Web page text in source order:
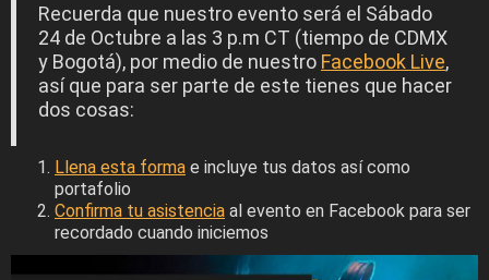
Recuerda que nuestro evento será el Sábado
24 de Octubre a las 3 p.m CT (tiempo de CDMX
y Bogotá), por medio de nuestro Facebook Live,
así que para ser parte de este tienes que hacer
dos cosas:
Llena esta forma e incluye tus datos así como
portafolio
Confirma tu asistencia al evento en Facebook para ser
recordado cuando iniciemos